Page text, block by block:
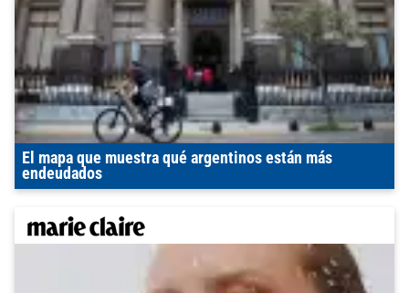
El mapa que muestra qué argentinos están más
endeudados